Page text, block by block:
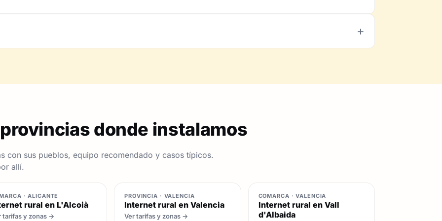
donde instalamos
con sus pueblos, equipo recomendado y casos típicos.
allí.
· ALICANTE
rural en L'Alcoià
tarifas y zonas →
PROVINCIA · VALENCIA
Internet rural en Valencia
Ver tarifas y zonas →
COMARCA · VALENCIA
Internet rural en Vall
d'Albaida